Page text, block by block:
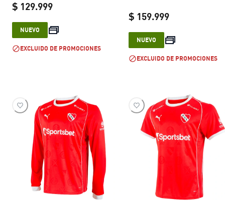
$ 129.999
current price $ 129.999
NUEVO
EXCLUIDO DE PROMOCIONES
$ 159.999
current price $
NUEVO
EXCLUIDO DE PROMOCIONES